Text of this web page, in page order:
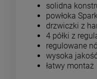
solidna
powłoka
drzwiczki z
4 półki z
regulowane
wysoka
łatwy montaż